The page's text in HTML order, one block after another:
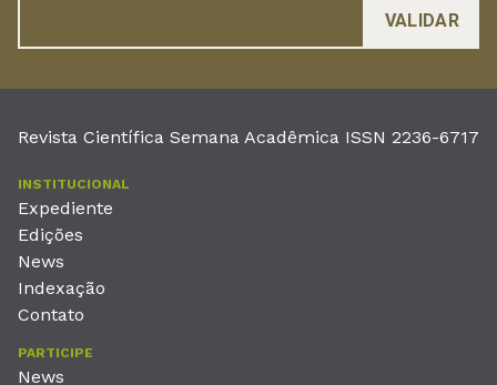
Revista Científica Semana Acadêmica ISSN 2236-6717
INSTITUCIONAL
Expediente
Edições
News
Indexação
Contato
PARTICIPE
News